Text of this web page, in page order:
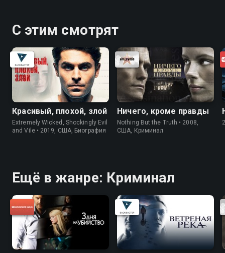
С этим смотрят
Красивый, плохой, злой
Extremely Wicked, Shockingly Evil
and Vile • 2019, США, Биография
Ничего, кроме правды
Nothing But the Truth • 2008,
США, Криминал
Ещё в жанре: Криминал